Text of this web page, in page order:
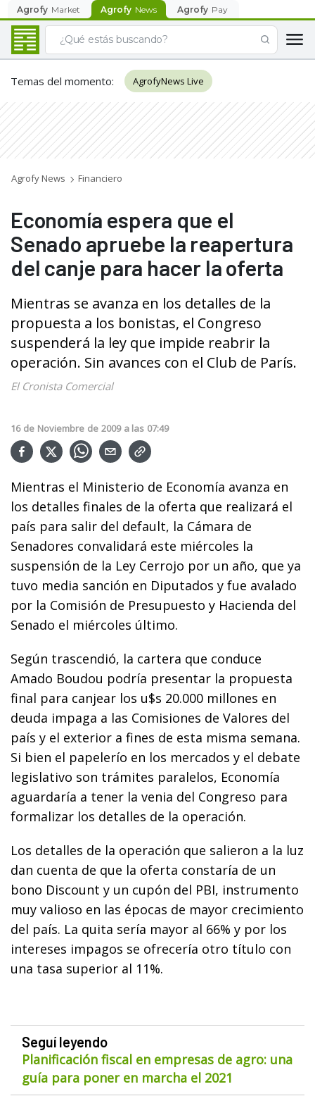
Agrofy Market Agrofy News Agrofy Pay
Temas del momento: AgrofyNews Live
Agrofy News Financiero
Economía espera que el
Senado apruebe la reapertura
del canje para hacer la oferta
Mientras se avanza en los detalles de la
propuesta a los bonistas, el Congreso
suspenderá la ley que impide reabrir la
operación. Sin avances con el Club de París.
El Cronista Comercial
16 de Noviembre de 2009 a las 07:49
Mientras el Ministerio de Economía avanza en
los detalles finales de la oferta que realizará el
país para salir del default, la Cámara de
Senadores convalidará este miércoles la
suspensión de la Ley Cerrojo por un año, que ya
tuvo media sanción en Diputados y fue avalado
por la Comisión de Presupuesto y Hacienda del
Senado el miércoles último.
Según trascendió, la cartera que conduce
Amado Boudou podría presentar la propuesta
final para canjear los u$s 20.000 millones en
deuda impaga a las Comisiones de Valores del
país y el exterior a fines de esta misma semana.
Si bien el papelerío en los mercados y el debate
legislativo son trámites paralelos, Economía
aguardaría a tener la venia del Congreso para
formalizar los detalles de la operación.
Los detalles de la operación que salieron a la luz
dan cuenta de que la oferta constaría de un
bono Discount y un cupón del PBI, instrumento
muy valioso en las épocas de mayor crecimiento
del país. La quita sería mayor al 66% y por los
intereses impagos se ofrecería otro título con
una tasa superior al 11%.
Seguí leyendo
Planificación fiscal en empresas de agro: una
guía para poner en marcha el 2021